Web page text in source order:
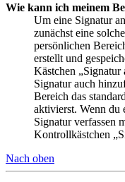
Wie kann ich meinem
Um eine Signatur
zunächst eine
persönlichen
erstellt und
Kästchen „Signatur
Signatur auch
Bereich das
aktivierst. Wenn du
Signatur verfassen
Kontrollkästchen
Nach oben